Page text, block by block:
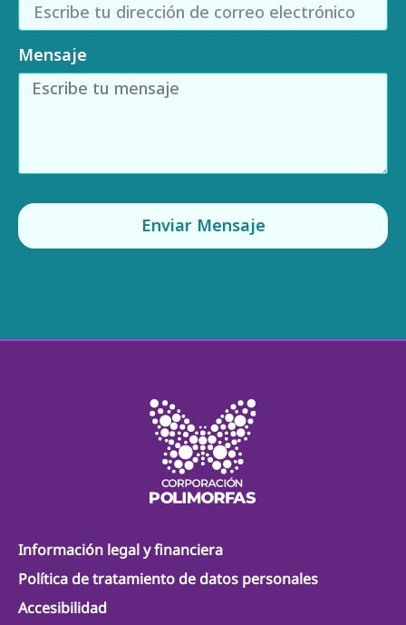
Mensaje
Enviar Mensaje
Información legal y financiera
Política de tratamiento de datos personales
Accesibilidad